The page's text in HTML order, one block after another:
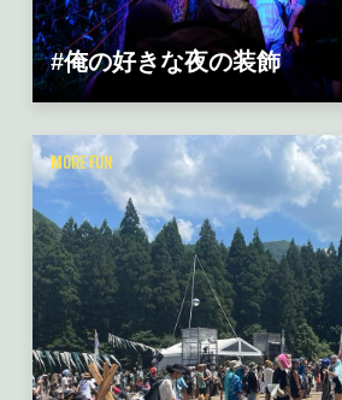
#俺の好きな夜の装飾
MORE FUN